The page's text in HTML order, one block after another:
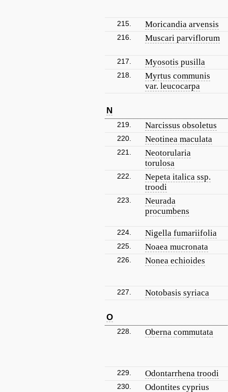
215. Moricandia arvensis
216. Muscari parviflorum
217. Myosotis pusilla
218.
Myrtus communis
var. leucocarpa
N
219. Narcissus obsoletus
220. Neotinea maculata
221.
Neotorularia
torulosa
222.
Nepeta italica ssp.
troodi
223.
Neurada
procumbens
224. Nigella fumariifolia
225. Noaea mucronata
226. Nonea echioides
227. Notobasis syriaca
O
228. Oberna commutata
229. Odontarrhena troodi
230. Odontites cyprius